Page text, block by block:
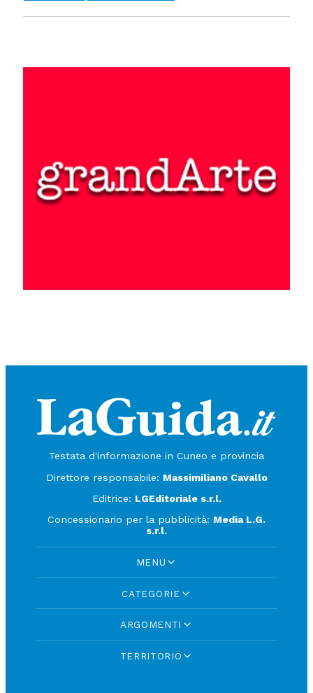
Testata d'informazione in Cuneo e provincia
Direttore responsabile: Massimiliano Cavallo
Editrice: LGEditoriale s.r.l.
Concessionario per la pubblicità: Media L.G.
s.r.l.
MENU
CATEGORIE
ARGOMENTI
TERRITORIO